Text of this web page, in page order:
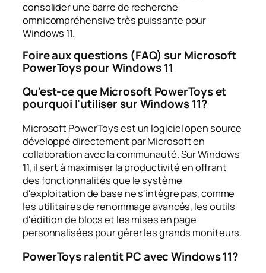
consolider une barre de recherche
omnicompréhensive très puissante pour
Windows 11.
Foire aux questions (FAQ) sur Microsoft
PowerToys pour Windows 11
Qu'est-ce que Microsoft PowerToys et
pourquoi l'utiliser sur Windows 11?
Microsoft PowerToys est un logiciel open source
développé directement par Microsoft en
collaboration avec la communauté. Sur Windows
11, il sert à maximiser la productivité en offrant
des fonctionnalités que le système
d'exploitation de base ne s'intègre pas, comme
les utilitaires de renommage avancés, les outils
d'édition de blocs et les mises en page
personnalisées pour gérer les grands moniteurs.
PowerToys ralentit PC avec Windows 11?